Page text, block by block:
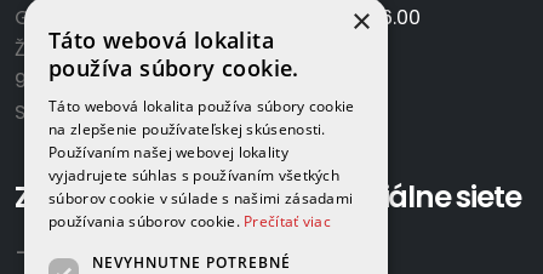
GAMAPLYN s.r.o.
Železničná 570/8
922 02 Krakovany
Slovensko
7.00 - 16.00
So:
Zavolajte nám:
+421 918 524 702
Sociálne siete
×
Táto webová lokalita
používa súbory cookie.
Táto webová lokalita používa súbory cookie
na zlepšenie používateľskej skúsenosti.
Používaním našej webovej lokality
vyjadrujete súhlas s používaním všetkých
súborov cookie v súlade s našimi zásadami
používania súborov cookie. Prečítať viac
NEVYHNUTNE POTREBNÉ